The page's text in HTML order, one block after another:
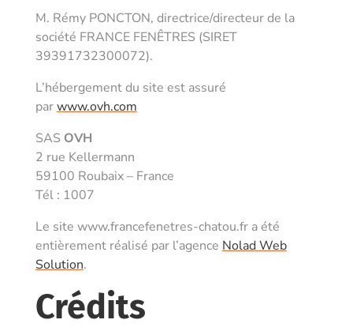
M. Rémy PONCTON, directrice/directeur de la
société FRANCE FENÊTRES (SIRET
39391732300072).
L’hébergement du site est assuré
parwww.ovh.com
SAS OVH
2 rue Kellermann
59100 Roubaix – France
Tél : 1007
Le site www.francefenetres-chatou.fr a été
entièrement réalisé par l’agence Nolad Web
Solution.
Crédits